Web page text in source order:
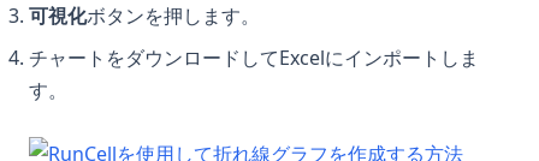
可視化ボタンを押します。
チャートをダウンロードしてExcelにインポートしま
す。
(opens